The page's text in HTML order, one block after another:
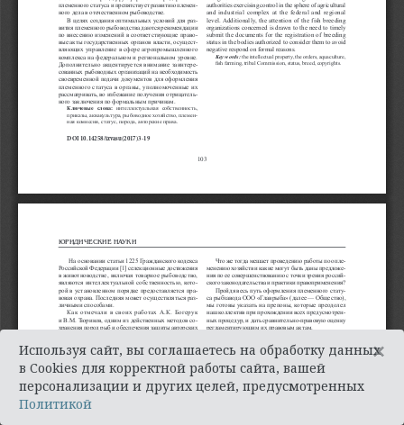
Используя сайт, вы соглашаетесь на обработку данных
в Cookies для корректной работы сайта, вашей
персонализации и других целей, предусмотренных
Политикой
×